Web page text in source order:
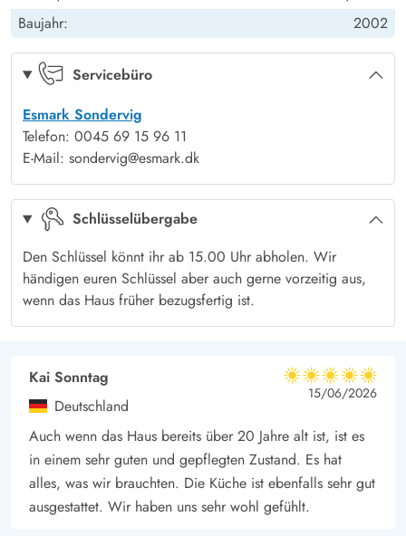
Auch die Umgebung von Søndervig bietet viele interessante
Freizeitmöglichkeiten, ob mit dem Fahrrad, zu Fuß oder mit
dem Auto. Die westjütländische Nordseeküste ist zu jeder
* Es gibt nur 4 deutsche Fernsehprogramme
Baujahr:
2002
Servicebüro
Esmark Sondervig
Telefon: 0045 69 15 96 11
E-Mail: sondervig@esmark.dk
Schlüsselübergabe
Den Schlüssel könnt ihr ab 15.00 Uhr abholen. Wir
händigen euren Schlüssel aber auch gerne vorzeitig aus,
wenn das Haus früher bezugsfertig ist.
Kai Sonntag
Deutschland
5 von 5
5 von 5
5 out of 5
15/06/2026
Auch wenn das Haus bereits über 20 Jahre alt ist, ist es
in einem sehr guten und gepflegten Zustand. Es hat
alles, was wir brauchten. Die Küche ist ebenfalls sehr gut
ausgestattet. Wir haben uns sehr wohl gefühlt.